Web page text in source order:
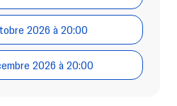
2026 à 20:00
2026 à 20:00